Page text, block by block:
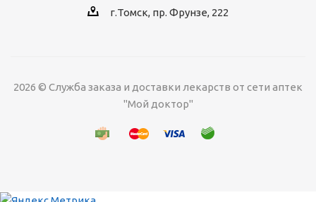
г.Томск, пр. Фрунзе, 222
2026 © Служба заказа и доставки лекарств от сети аптек
"Мой доктор"